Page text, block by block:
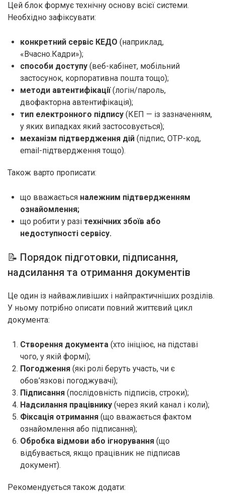
Цей блок формує технічну основу всієї системи.
Необхідно зафіксувати:
конкретний сервіс КЕДО (наприклад,
«Вчасно.Кадри»);
способи доступу (веб-кабінет, мобільний
застосунок, корпоративна пошта тощо);
методи автентифікації(логін/пароль,
двофакторна автентифікація);
тип електронного підпису (КЕП — із зазначенням,
у яких випадках який застосовується);
механізм підтвердження дій (підпис, OTP-код,
email-підтвердження тощо).
Також варто прописати:
що вважається належним підтвердженням
ознайомлення;
що робити у разі технічних збоїв або
недоступності сервісу.
📝 Порядок підготовки, підписання,
надсилання та отримання документів
Це один із найважливіших і найпрактичніших розділів.
У ньому потрібно описати повний життєвий цикл
документа:
Створення документа (хто ініціює, на підставі
чого, у якій формі);
Погодження (які ролі беруть участь, чи є
обов’язкові погоджувачі);
Підписання (послідовність підписів, строки);
Надсилання працівнику (через який канал і коли);
Фіксація отримання (що вважається фактом
ознайомлення або підписання);
Обробка відмови або ігнорування (що
відбувається, якщо працівник не підписав
документ).
Рекомендується також додати: